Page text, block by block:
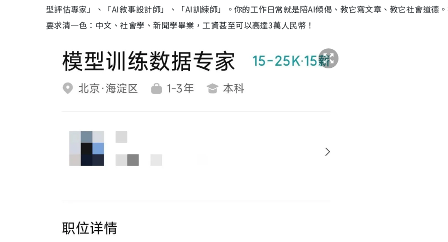
型評估專家」、「AI敘事設計師」、「AI訓練師」
。你的工作日常就是陪AI傾偈、教它寫文章、教它社會道德
要求清一色：中文、社會學、新聞學畢業，工資甚至可以高達3萬人民幣！